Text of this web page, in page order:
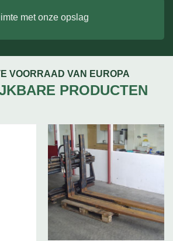
met onze opslag
VOORRAAD VAN EUROPA
PRODUCTEN